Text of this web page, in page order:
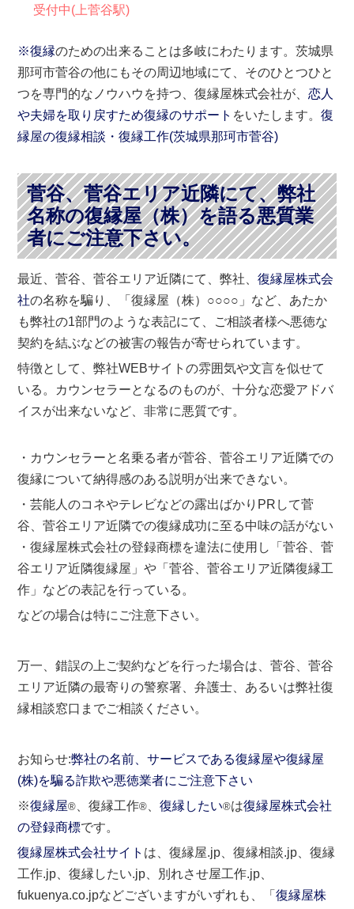
受付中(上菅谷駅)
※復縁のための出来ることは多岐にわたります。茨城県
那珂市菅谷の他にもその周辺地域にて、そのひとつひと
つを専門的なノウハウを持つ、復縁屋株式会社が、恋人
や夫婦を取り戻すため復縁のサポート をいたします。復
縁屋の復縁相談・復縁工作(茨城県那珂市菅谷)
菅谷、菅谷エリア近隣にて、弊社
名称の復縁屋（株）を語る悪質業
者にご注意下さい。
最近、菅谷、菅谷エリア近隣にて、弊社、復縁屋株式会
社の名称を騙り、「復縁屋（株）○○○○」など、あたか
も弊社の1部門のような表記にて、ご相談者様へ悪徳な
契約を結ぶなどの被害の報告が寄せられています。
特徴として、弊社WEBサイトの雰囲気や文言を似せて
いる。カウンセラーとなるのものが、十分な恋愛アドバ
イスが出来ないなど、非常に悪質です。
・カウンセラーと名乗る者が菅谷、菅谷エリア近隣での
復縁について納得感のある説明が出来できない。
・芸能人のコネやテレビなどの露出ばかりPRして菅
谷、菅谷エリア近隣での復縁成功に至る中味の話がない
・復縁屋株式会社の登録商標を違法に使用し「菅谷、菅
谷エリア近隣復縁屋」や「菅谷、菅谷エリア近隣復縁工
作」などの表記を行っている。
などの場合は特にご注意下さい。
万一、錯誤の上ご契約などを行った場合は、菅谷、菅谷
エリア近隣の最寄りの警察署、弁護士、あるいは弊社復
縁相談窓口までご相談ください。
お知らせ:弊社の名前、サービスである復縁屋や復縁屋
(株)を騙る詐欺や悪徳業者にご注意下さい
※復縁屋® 、復縁工作® 、復縁したい®は復縁屋株式会社
の登録商標です。
復縁屋株式会社サイト は、復縁屋.jp、復縁相談.jp、復縁
工作.jp、復縁したい.jp、別れさせ屋工作.jp、
fukuenya.co.jpなどございますがいずれも、「復縁屋株